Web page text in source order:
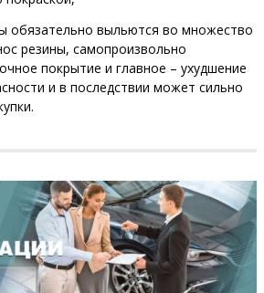
обязательно выльются во множество
резины, самопроизвольно
покрытие и главное – ухудшение
и в последствии может сильно